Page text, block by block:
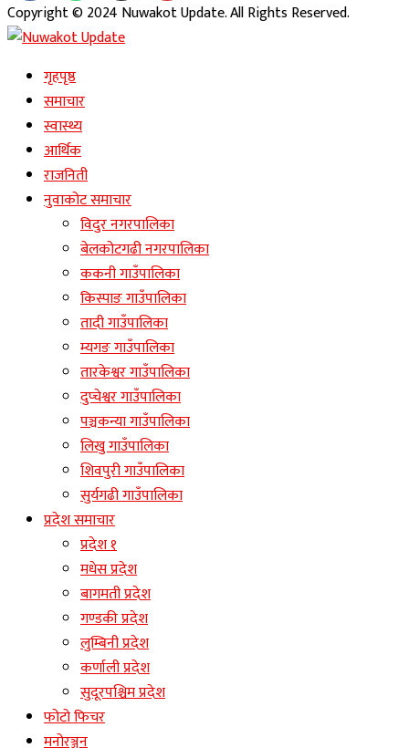
Copyright © 2024 Nuwakot Update. All Rights Reserved.
गृहपृष्ठ
समाचार
स्वास्थ्य
आर्थिक
राजनिती
नुवाकोट समाचार
विदुर नगरपालिका
बेलकोटगढी नगरपालिका
ककनी गाउँपालिका
किस्पाङ गाउँपालिका
तादी गाउँपालिका
म्यगङ गाउँपालिका
तारकेश्वर गाउँपालिका
दुप्चेश्वर गाउँपालिका
पञ्चकन्या गाउँपालिका
लिखु गाउँपालिका
शिवपुरी गाउँपालिका
सुर्यगढी गाउँपालिका
प्रदेश समाचार
प्रदेश १
मधेस प्रदेश
बागमती प्रदेश
गण्डकी प्रदेश
लुम्बिनी प्रदेश
कर्णाली प्रदेश
सुदूरपश्चिम प्रदेश
फोटो फिचर
मनोरञ्जन